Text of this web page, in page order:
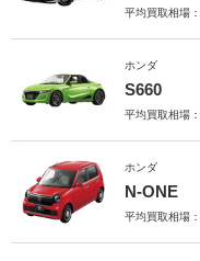
平均買取相場：
ホンダ
S660
平均買取相場：
ホンダ
N-ONE
平均買取相場：